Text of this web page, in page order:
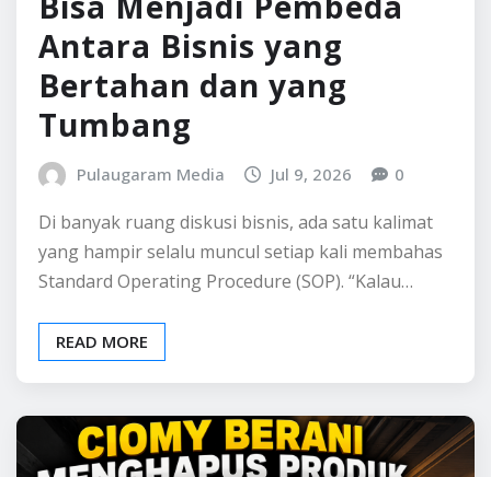
Standard Operating Procedure (SOP). “Kalau…
READ MORE